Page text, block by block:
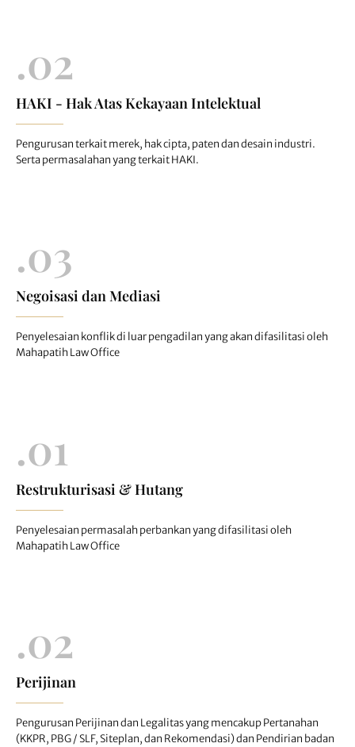
.02
HAKI - Hak Atas Kekayaan Intelektual
Pengurusan terkait merek, hak cipta, paten dan desain industri.
Serta permasalahan yang terkait HAKI.
.03
Negoisasi dan Mediasi
Penyelesaian konflik di luar pengadilan yang akan difasilitasi oleh
Mahapatih Law Office
.01
Restrukturisasi & Hutang
Penyelesaian permasalah perbankan yang difasilitasi oleh
Mahapatih Law Office
.02
Perijinan
Pengurusan Perijinan dan Legalitas yang mencakup Pertanahan
(KKPR, PBG / SLF, Siteplan, dan Rekomendasi) dan Pendirian badan